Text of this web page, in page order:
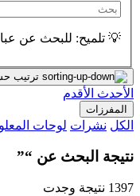
💡 تلميح: للبحث عن
ترتيب
الأحدث الأقدم
المفرزات
الكل نشرات لوحات
نتيجة البحث عن “”
1397 نتيجة وجدت